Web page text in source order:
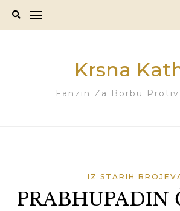
Krsna
Fanzin Za Borbu
IZ STARIH
PRABHUPADIN